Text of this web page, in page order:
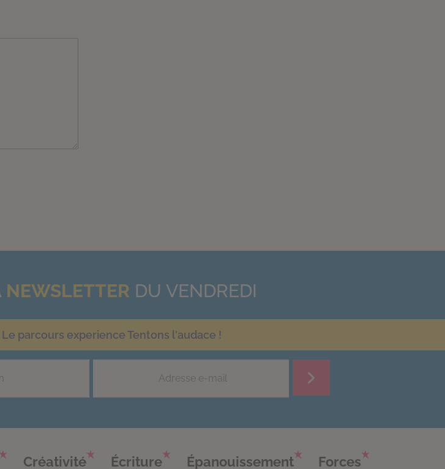
NEWSLETTER DU VENDREDI
Le parcours experience Tentons l'audace !
Créativité Écriture Épanouissement Forces